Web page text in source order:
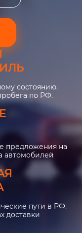
состоянию.
по РФ.
предложения на
автомобилей
пути в РФ.
доставки